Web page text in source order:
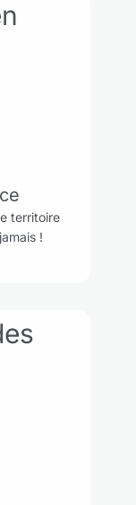
territoire
!